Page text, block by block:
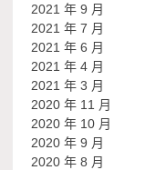
2021 年 9 月
2021 年 7 月
2021 年 6 月
2021 年 4 月
2021 年 3 月
2020 年 11 月
2020 年 10 月
2020 年 9 月
2020 年 8 月